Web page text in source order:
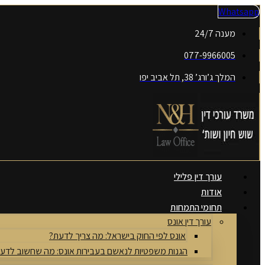
דלג
Whatsapp
מענה 24/7
077-9966005
המלך ג’ורג’ 38, תל אביב יפו
עורך דין פלילי
אודות
תחומי התמחות
עורך דין אונס
אונס לפי החוק בישראל: מה צריך לדעת?
הגנות משפטיות לנאשם בעבירות אונס: מה שחשוב